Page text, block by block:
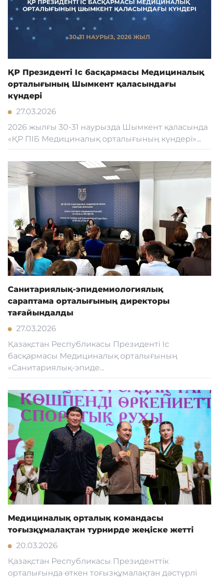
ҚР Президенті Іс басқармасы Медициналық
орталығының Шымкент қаласындағы
күндері
27.03.2026
2026 жылғы 30-31 наурызда Шымкент қаласында
«ҚР ПІБ Медициналық орталығының күндері»...
Санитариялық-эпидемиологиялық
сараптама орталығының директоры
тағайындалды
27.03.2026
Қазақстан Республикасы Президенті Іс
басқармасы Медициналық орталығының
«Санитариялық-эпиде...
Медициналық орталық командасы
тоғызқұмалақтан турнирде жеңіске жетті
20.03.2026
Қазақстан Республикасы Президенттік
орталығында өткен тоғызқұмалақтан дәстүрлі